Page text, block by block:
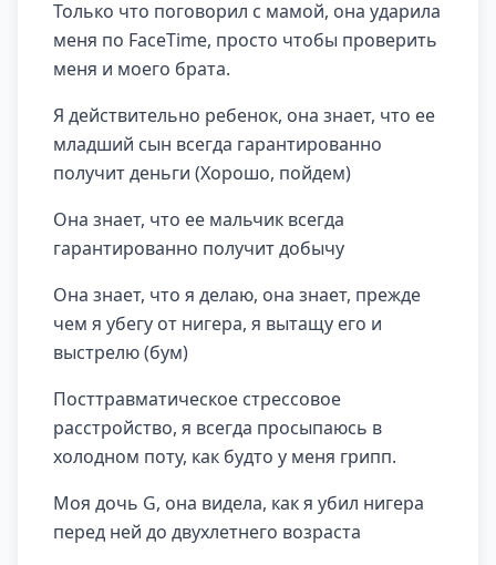
Только что поговорил с мамой, она ударила
меня по FaceTime, просто чтобы проверить
меня и моего брата.
Я действительно ребенок, она знает, что ее
младший сын всегда гарантированно
получит деньги (Хорошо, пойдем)
Она знает, что ее мальчик всегда
гарантированно получит добычу
Она знает, что я делаю, она знает, прежде
чем я убегу от нигера, я вытащу его и
выстрелю (бум)
Посттравматическое стрессовое
расстройство, я всегда просыпаюсь в
холодном поту, как будто у меня грипп.
Моя дочь G, она видела, как я убил нигера
перед ней до двухлетнего возраста